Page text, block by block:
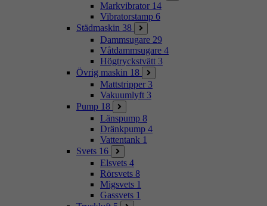
Markvibrator 14
Vibratorstamp 6
Städmaskin 38
Dammsugare 29
Våtdammsugare 4
Högtryckstvätt 3
Övrig maskin 18
Mattstripper 3
Vakuumlyft 3
Pump 18
Länspump 8
Dränkpump 4
Vattentank 1
Svets 16
Elsvets 4
Rörsvets 8
Migsvets 1
Gassvets 1